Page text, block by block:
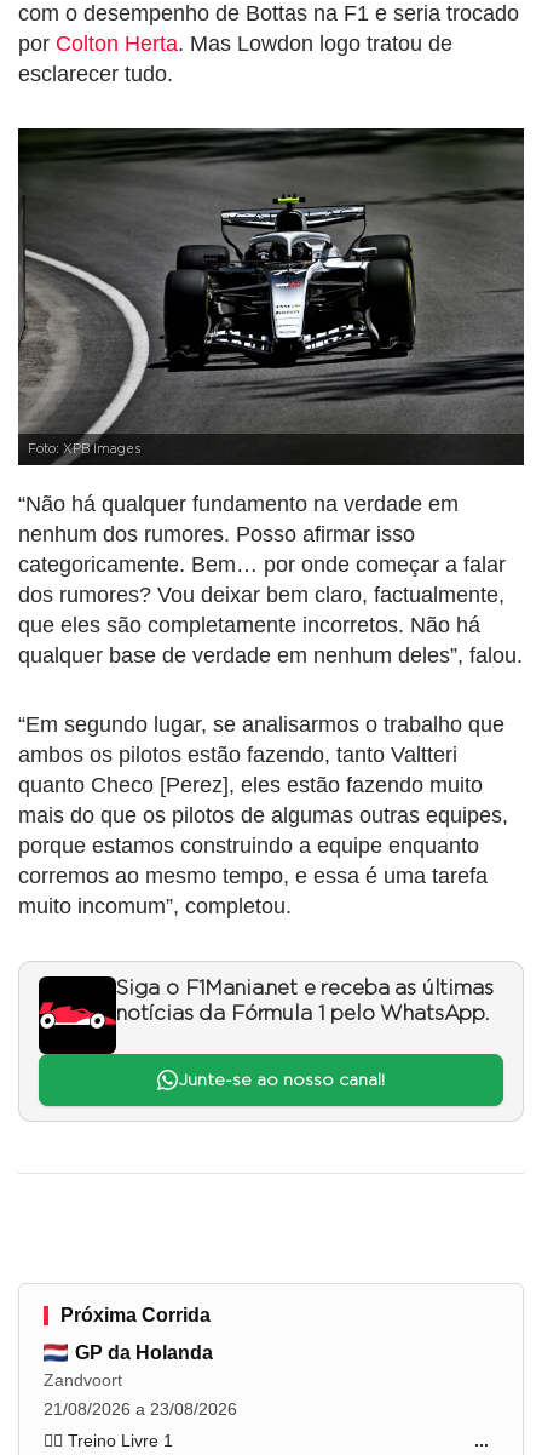
com o desempenho de Bottas na F1 e seria trocado
por Colton Herta. Mas Lowdon logo tratou de
esclarecer tudo.
Foto: XPB Images
“Não há qualquer fundamento na verdade em
nenhum dos rumores. Posso afirmar isso
categoricamente. Bem… por onde começar a falar
dos rumores? Vou deixar bem claro, factualmente,
que eles são completamente incorretos. Não há
qualquer base de verdade em nenhum deles”, falou.
“Em segundo lugar, se analisarmos o trabalho que
ambos os pilotos estão fazendo, tanto Valtteri
quanto Checo [Perez], eles estão fazendo muito
mais do que os pilotos de algumas outras equipes,
porque estamos construindo a equipe enquanto
corremos ao mesmo tempo, e essa é uma tarefa
muito incomum”, completou.
Siga o F1Mania.net e receba as últimas
notícias da Fórmula 1 pelo WhatsApp.
Junte-se ao nosso canal!
Próxima Corrida
GP da Holanda
Zandvoort
21/08/2026 a 23/08/2026
🏋️‍♂️ Treino Livre 1
...